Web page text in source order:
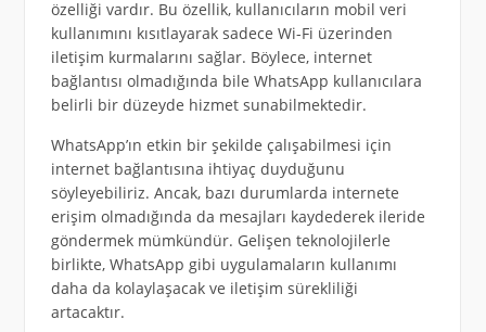
özelliği vardır. Bu özellik, kullanıcıların mobil veri
kullanımını kısıtlayarak sadece Wi-Fi üzerinden
iletişim kurmalarını sağlar. Böylece, internet
bağlantısı olmadığında bile WhatsApp kullanıcılara
belirli bir düzeyde hizmet sunabilmektedir.
WhatsApp’ın etkin bir şekilde çalışabilmesi için
internet bağlantısına ihtiyaç duyduğunu
söyleyebiliriz. Ancak, bazı durumlarda internete
erişim olmadığında da mesajları kaydederek ileride
göndermek mümkündür. Gelişen teknolojilerle
birlikte, WhatsApp gibi uygulamaların kullanımı
daha da kolaylaşacak ve iletişim sürekliliği
artacaktır.